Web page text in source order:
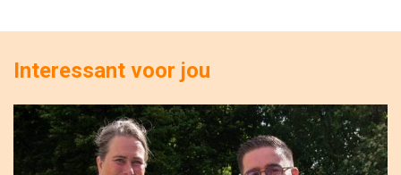
Interessant voor jou